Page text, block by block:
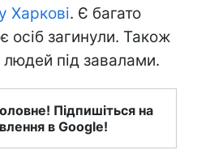
Харкові. Є багато
осіб загинули. Також
під завалами.
Підпишіться на
в Google!